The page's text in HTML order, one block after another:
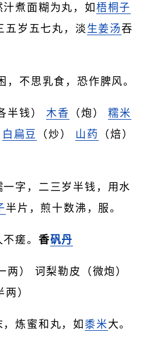
汁煮面糊为丸，如 梧桐子
五岁五七丸，淡生姜汤吞
，不思乳食，恐作脾风。
半钱）木香 （炮）糯米
白扁豆 （炒） 山药
（焙）
字，二三岁半钱，用水
半片，煎十数沸，服。
瘥。 香矾丹
两） 诃梨勒皮（微炮）
两）
炼蜜和丸，如 黍米大。